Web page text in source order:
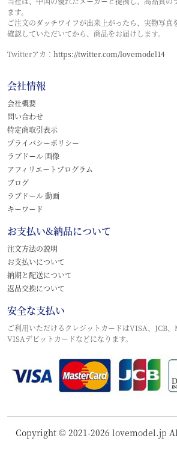
ます。
ご注文のダッチワイフが出来上がったら、実物写真
確認していただいてから、商品をお届けします。
Twitterアカ： https://twitter.com/lovemodel14
会社情報
会社概要
問い合わせ
特定商取引表示
プライバシーポリシー
ラブドール 画像
アフィリエートプログラム
ブログ
ラブドール 動画
キーワード
お支払い&納品について
注文方法の説明
お支払いについて
納期と配送について
返品交換について
安全な支払い
ご利用いただけるクレジットカードはVISA、JCB
VISAデビットカードなどになります。
Copyright © 2021-2026 lovemodel.jp